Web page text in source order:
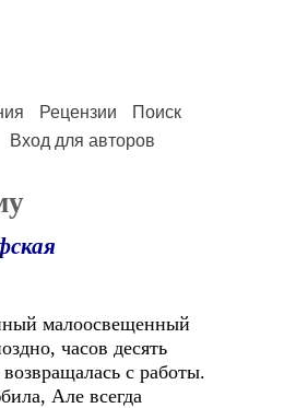
Рецензии
Поиск
Вход для авторов
малоосвещенный
часов десять
с работы.
Але всегда